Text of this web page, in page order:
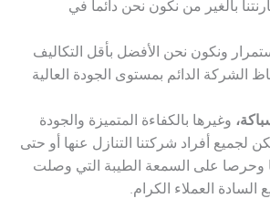
بالغير من نكون نحن دائما في
ونكون نحن الأفضل بأقل التكاليف
الشركة الدائم بمستوى الجودة العالية
وغيرها بالكفاءة المتميزة والجودة
لجميع أفراد شركتنا التنازل عنها أو حتى
وحرصا على السمعة الطيبة التي وصلت
السادة العملاء الكرام.